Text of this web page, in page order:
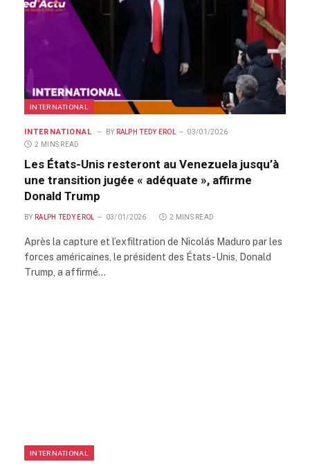
INTERNATIONAL
INTERNATIONAL BY RALPH TEDY EROL
03/01/2026
2 MINS READ
Les États-Unis resteront au Venezuela jusqu’à
une transition jugée « adéquate », affirme
Donald Trump
BY RALPH TEDY EROL 03/01/2026 2 MINS READ
Après la capture et l’exfiltration de Nicolás Maduro par les
forces américaines, le président des États-Unis, Donald
Trump, a affirmé…
INTERNATIONAL